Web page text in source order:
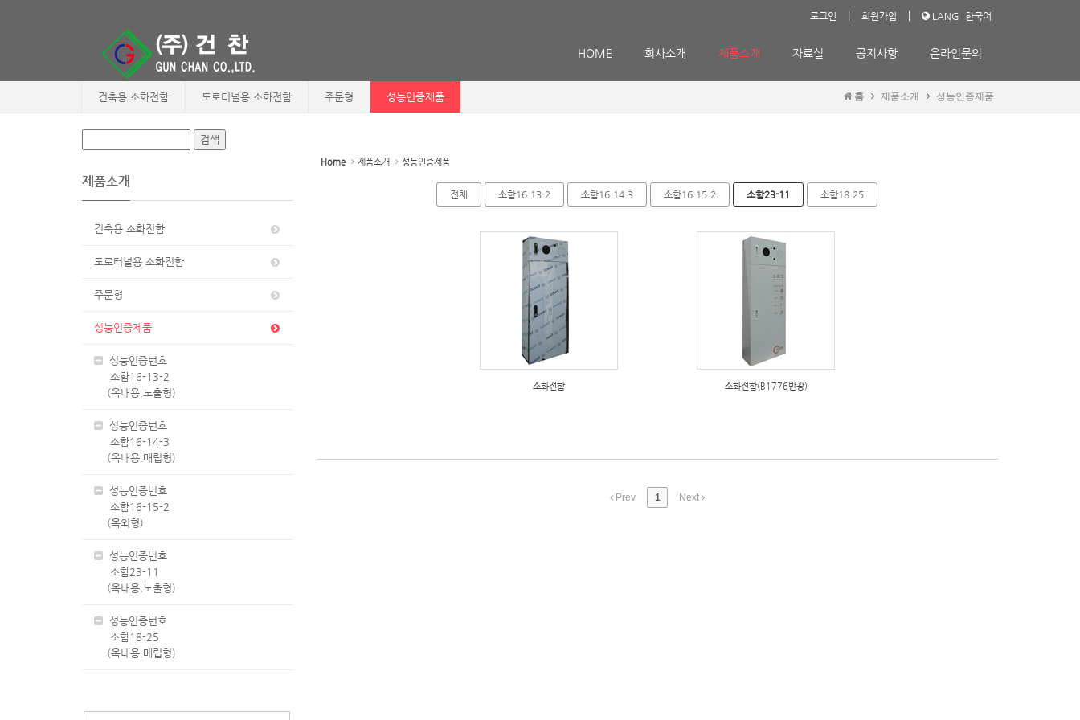
로그인 회원가입 LANG: 한국어
HOME 회사소개 제품소개 자료실 공지사항 온라인문의
건축용 소화전함 도로터널용 소화전함 주문형 성능인증제품 홈 제품소개 성능인증제품
제품소개
건축용 소화전함
도로터널용 소화전함
주문형
성능인증제품
성능인증번호
소함16-13-2
(옥내용.노출형)
성능인증번호
소함16-14-3
(옥내용.매립형)
성능인증번호
소함16-15-2
(옥외형)
성능인증번호
소함23-11
(옥내용.노출형)
성능인증번호
소함18-25
(옥내용.매립형)
Home 제품소개 성능인증제품
전체 소함16-13-2 소함16-14-3 소함16-15-2 소함23-11 소함18-25
소화전함 소화전함(B1776반광)
Prev 1 Next